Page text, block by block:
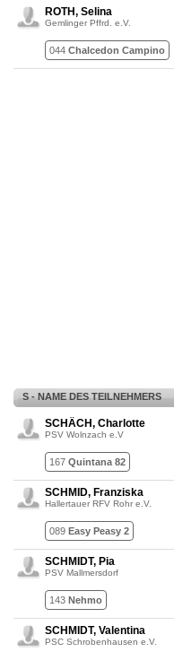
ROTH, Selina
Gemlinger Pffrd. e.V.
044 Chalcedon Campino
S - NAME DES TEILNEHMERS
SCHÄCH, Charlotte
PSV Wolnzach e.V
167 Quintana 82
SCHMID, Franziska
Hallertauer RFV Rohr e.V.
089 Easy Peasy 2
SCHMIDT, Pia
PSV Mallmersdorf
143 Nehmo
SCHMIDT, Valentina
PSC Schrobenhausen e.V.